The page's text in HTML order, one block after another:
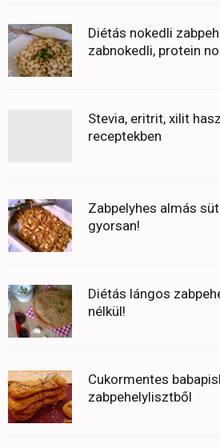
Diétás nokedli
zabnokedli, protein
Stevia, eritrit, xilit
receptekben
Zabpelyhes almás
gyorsan!
Diétás lángos
nélkül!
Cukormentes
zabpehelylisztből